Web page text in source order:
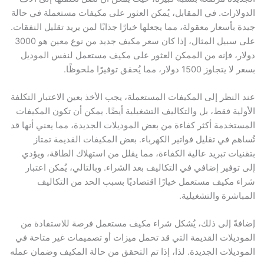
الدولارات. في المقابل، يُمكن العثور على مكيفات مستعملة في حالة
جيدة بأسعار معقولة، مما يجعلها خيارًا جذابًا لمن يريد تقليل النفقات.
على سبيل المثال، إذا كان سعر مكيف جديد من نوع معين هو 3000
دولار، فإنه من الممكن العثور على مكيف مستعمل لنفس الموديل
بسعر لا يتجاوز 1500 دولار، مما يُحقق توفيرًا ملحوظًا.
عند النظر إلى المكيفات المستعملة، يجب الأخذ بعين الاعتبار التكلفة
الأولية فقط، بل والتكاليف التشغيلية أيضًا. يمكن أن تكون المكيفات
المستخدمة أكثر كفاءة من بعض الموديلات الجديدة، مما يعني أنها قد
تُساهم في تقليل فواتير الكهرباء. بعض المكيفات القديمة تمتاز
بتقنيات تبريد عالية الكفاءة، مما يقلل من استهلاك الطاقة، ويؤدي
إلى توفير إضافي في التكاليف بعد الشراء. وبالتالي، يُمكن اعتبار
شراء مكيف مستعمل خيارًا اقتصاديًا بسبب الحد من التكاليف
المباشرة والتشغيلية.
إضافةً إلى ذلك، يُشكل شراء مكيف مستعمل فرصة للاستفادة من
الموديلات القديمة التي قد تحمل ميزات أو تصميمات غير متاحة في
الموديلات الجديدة. لذا، إذا تم التحقق من حالة المكيف وضمان عمله